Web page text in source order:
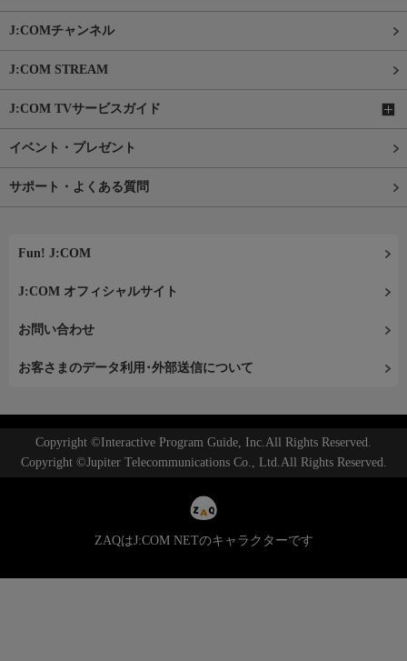
J:COMチャンネル
J:COM STREAM
J:COM TVサービスガイド
イベント・プレゼント
サポート・よくある質問
Fun! J:COM
J:COM オフィシャルサイト
お問い合わせ
お客さまのデータ利用･外部送信について
Copyright ©Interactive Program Guide, Inc.All Rights Reserved.
Copyright ©Jupiter Telecommunications Co., Ltd.All Rights Reserved.
ZAQはJ:COM NETのキャラクターです